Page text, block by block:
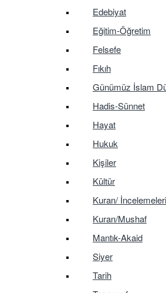
Edebiyat
Eğitim-Öğretim
Felsefe
Fıkıh
Günümüz İslam
Hadis-Sünnet
Hayat
Hukuk
Kişiler
Kültür
Kuran/ İncelemeleri
Kuran/Mushaf
Mantık-Akaid
Siyer
Tarih